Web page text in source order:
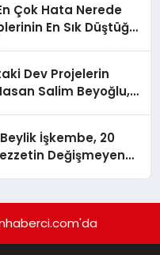
Çok Hata Nerede
En Sık Düştüğü
Dev Projelerin
Salim Beyoğlu,
İşkembe, 20
Değişmeyen